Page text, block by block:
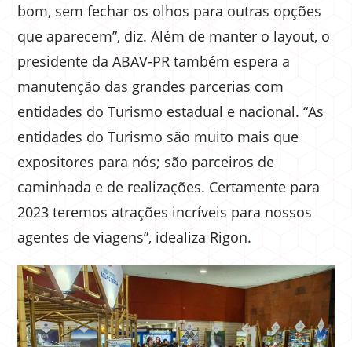
bom, sem fechar os olhos para outras opções
que aparecem”, diz. Além de manter o layout, o
presidente da ABAV-PR também espera a
manutenção das grandes parcerias com
entidades do Turismo estadual e nacional. “As
entidades do Turismo são muito mais que
expositores para nós; são parceiros de
caminhada e de realizações. Certamente para
2023 teremos atrações incríveis para nossos
agentes de viagens”, idealiza Rigon.